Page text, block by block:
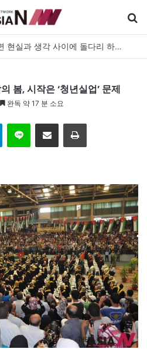
“사람을 위한 생각이라면 현실과 생각 사이에 돌다리 하나는 놓아야 하지 않을까”
봄, 시작은 ‘청년실업’ 문제
완독 약 17 분 소요
Telegram 이메일